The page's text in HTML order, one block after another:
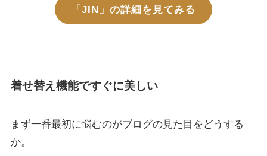
「JIN」の詳細を見てみる
着せ替え機能ですぐに美しい
まず一番最初に悩むのがブログの見た目をどうする
か。